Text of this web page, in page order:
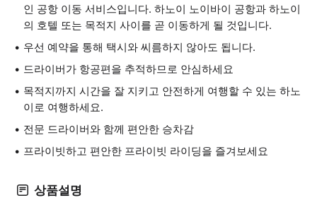
인 공항 이동 서비스입니다. 하노이 노이바이 공항과 하노이
의 호텔 또는 목적지 사이를 곧 이동하게 될 것입니다.
우선 예약을 통해 택시와 씨름하지 않아도 됩니다.
드라이버가 항공편을 추적하므로 안심하세요
목적지까지 시간을 잘 지키고 안전하게 여행할 수 있는 하노
이로 여행하세요.
전문 드라이버와 함께 편안한 승차감
프라이빗하고 편안한 프라이빗 라이딩을 즐겨보세요
상품설명